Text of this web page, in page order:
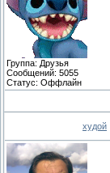
Группа: Друзья
Сообщений: 5055
Статус: Оффлайн
худой